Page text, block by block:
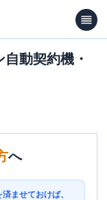
動契約機・
へ
ませておけば、